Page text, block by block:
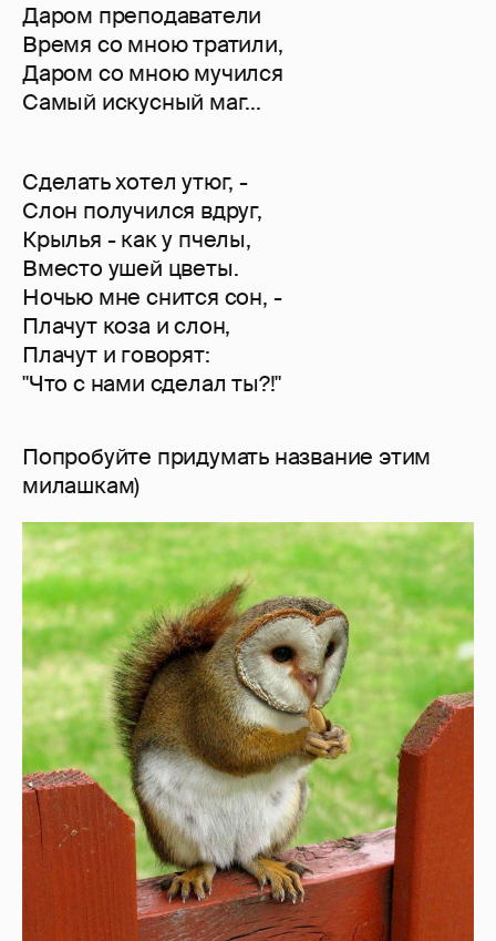
Даром преподаватели
Время со мною тратили,
Даром со мною мучился
Самый искусный маг...
Сделать хотел утюг, -
Слон получился вдруг,
Крылья - как у пчелы,
Вместо ушей цветы.
Ночью мне снится сон, -
Плачут коза и слон,
Плачут и говорят:
"Что с нами сделал ты?!"
Попробуйте придумать название этим
милашкам)